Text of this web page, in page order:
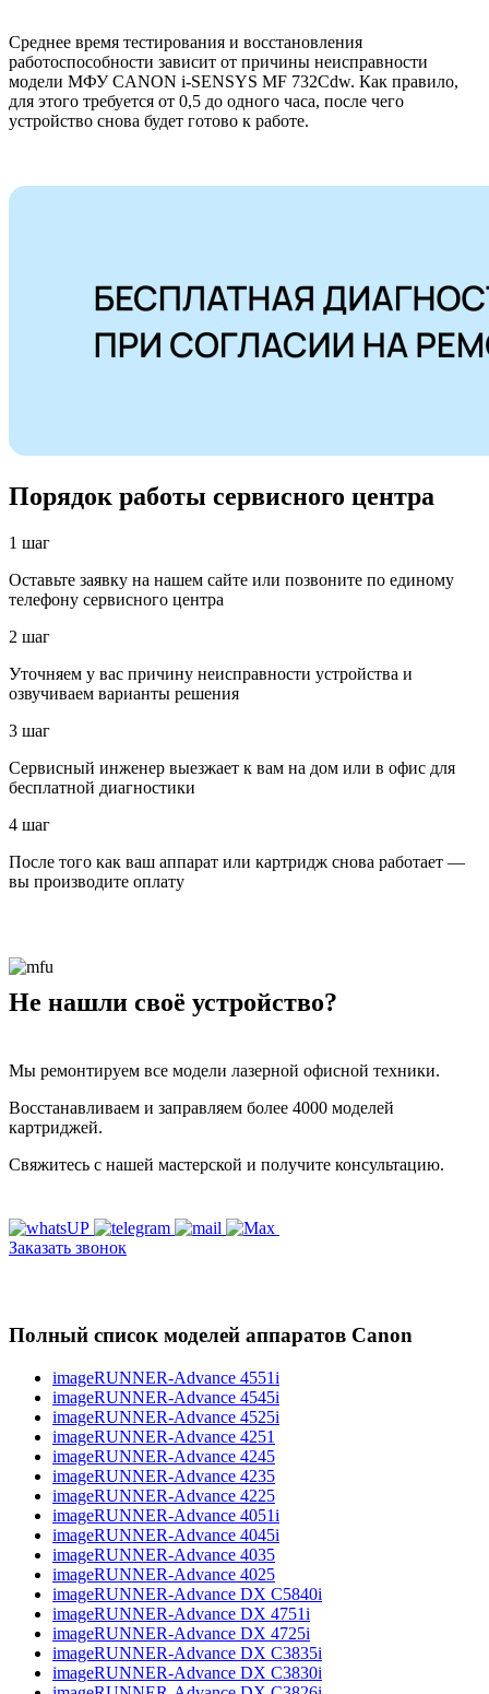
Среднее время тестирования и восстановления
работоспособности зависит от причины неисправности
модели МФУ CANON i-SENSYS MF 732Cdw. Как правило,
для этого требуется от 0,5 до одного часа, после чего
устройство снова будет готово к работе.
Порядок работы сервисного центра
1 шаг
Оставьте заявку на нашем сайте или позвоните по единому
телефону сервисного центра
2 шаг
Уточняем у вас причину неисправности устройства и
озвучиваем варианты решения
3 шаг
Сервисный инженер выезжает к вам на дом или в офис для
бесплатной диагностики
4 шаг
После того как ваш аппарат или картридж снова работает —
вы производите оплату
Не нашли своё устройство?
Мы ремонтируем все модели лазерной офисной техники.
Восстанавливаем и заправляем более 4000 моделей
картриджей.
Свяжитесь с нашей мастерской и получите консультацию.
Заказать звонок
Полный список моделей аппаратов Canon
imageRUNNER-Advance 4551i
imageRUNNER-Advance 4545i
imageRUNNER-Advance 4525i
imageRUNNER-Advance 4251
imageRUNNER-Advance 4245
imageRUNNER-Advance 4235
imageRUNNER-Advance 4225
imageRUNNER-Advance 4051i
imageRUNNER-Advance 4045i
imageRUNNER-Advance 4035
imageRUNNER-Advance 4025
imageRUNNER-Advance DX C5840i
imageRUNNER-Advance DX 4751i
imageRUNNER-Advance DX 4725i
imageRUNNER-Advance DX C3835i
imageRUNNER-Advance DX C3830i